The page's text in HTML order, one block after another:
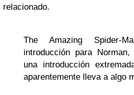
relacionado.
The Amazing
introducción para
una introducción
aparentemente lleva a algo